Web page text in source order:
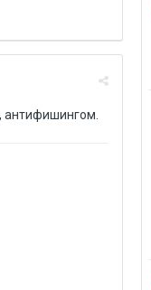
антифишингом.